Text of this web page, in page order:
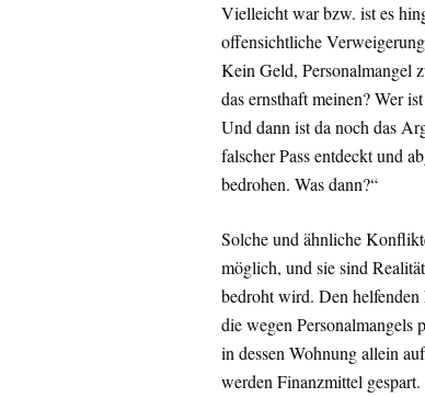
Vielleicht war bzw. ist es
offensichtliche
Kein Geld, Personalmangel
das ernsthaft meinen? Wer
Und dann ist da noch das
falscher Pass entdeckt und
bedrohen. Was dann?“
Solche und ähnliche
möglich, und sie sind
bedroht wird. Den
die wegen Personalmangels
in dessen Wohnung allein
werden Finanzmittel